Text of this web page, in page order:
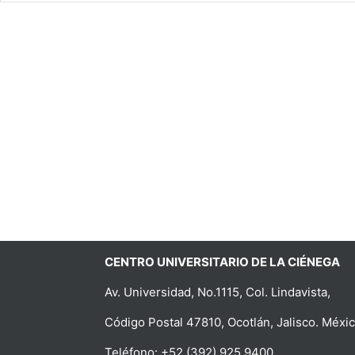
CENTRO UNIVERSITARIO DE LA CIÉNEGA
Av. Universidad, No.1115, Col. Lindavista,
Código Postal 47810, Ocotlán, Jalisco.